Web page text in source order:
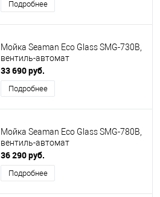
Подробнее
Мойка Seaman Eco Glass SMG-730B,
вентиль-автомат
33 690 руб.
Подробнее
Мойка Seaman Eco Glass SMG-780B,
вентиль-автомат
36 290 руб.
Подробнее